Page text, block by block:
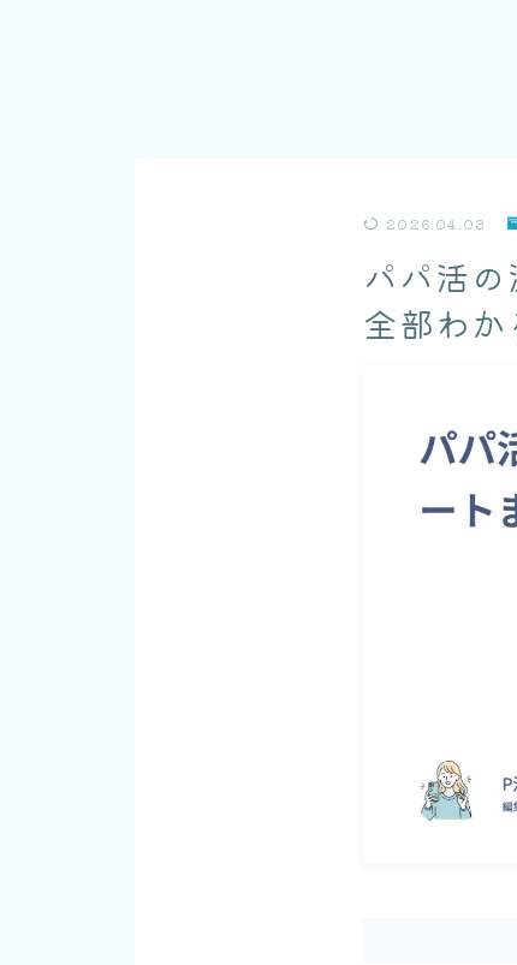
2026.04.03
パパ活
全部わか